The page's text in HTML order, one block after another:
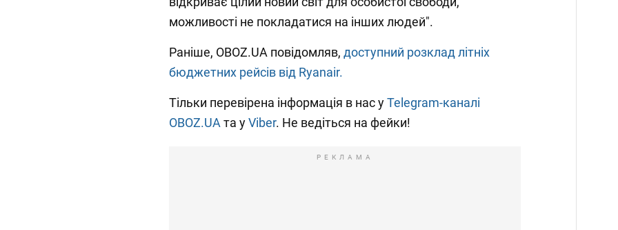
можливості не покладатися на інших людей".
Раніше, OBOZ.UA повідомляв, доступний розклад літніх
бюджетних рейсів від Ryanair.
Тільки перевірена інформація в нас уTelegram-каналі
OBOZ.UAта уViber. Не ведіться на фейки!
РЕКЛАМА